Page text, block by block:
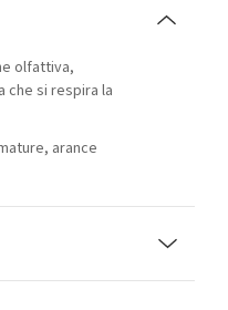
olfattiva,
si respira la
arance